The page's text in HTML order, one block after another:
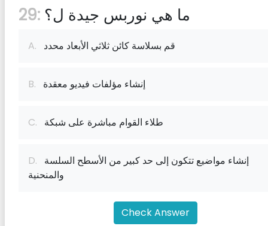
29: ما هي نوربس جيدة ل؟
A. قم بسلاسة كائن ثلاثي الأبعاد محدد
B. إنشاء مؤلفات فيديو معقدة
C. طلاء القوام مباشرة على شبكة
D.
والمنحنية
Check Answer